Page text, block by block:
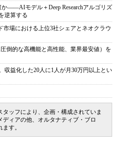
――AIモデル＋Deep Researchアルゴリズ
逆算する
市場における上位3社シェアとネオクラウ
倒的な高機能と高性能、業界最安値）を
収益化した20人に1人が月30万円以上とい
ッフにより、企画・構成されていま
ィアの他、オルタナティブ・ブロ
す。